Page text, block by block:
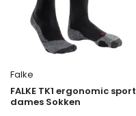
Falke
FALKE TK1 ergonomic sport
dames Sokken